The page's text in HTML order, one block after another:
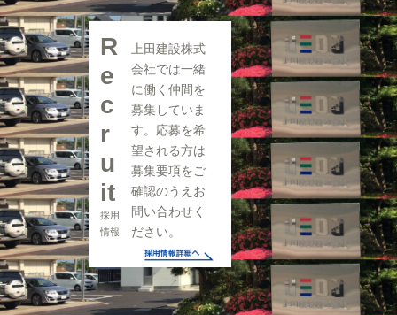
R
e
c
r
u
it
採用
情報
上田建設株式
会社では一緒
に働く仲間を
募集していま
す。応募を希
望される方は
募集要項をご
確認のうえお
問い合わせく
ださい。